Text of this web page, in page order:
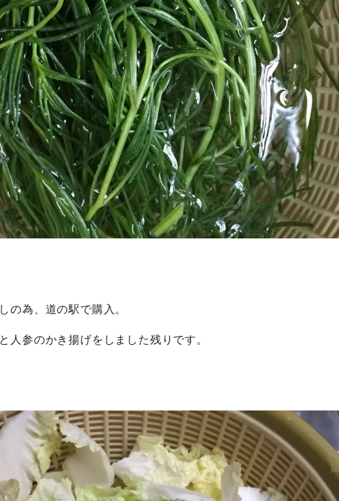
の為、道の駅で購入。
人参のかき揚げをしました残りです。